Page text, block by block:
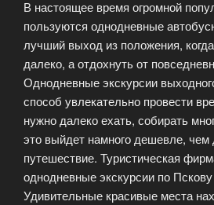
В настоящее время огромной
пользуются однодневные
лучший выход из положения,
далеко, а отдохнуть от
Однодневные экскурсии
способ увлекательно провести
нужно далеко ехать, собирать
это выйдет намного дешевле, чем
путешествие. Туристическая
однодневные экскурсии по
Удивительные красивые места